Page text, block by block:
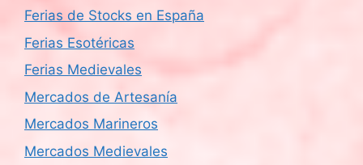
Ferias de Stocks en España
Ferias Esotéricas
Ferias Medievales
Mercados de Artesanía
Mercados Marineros
Mercados Medievales